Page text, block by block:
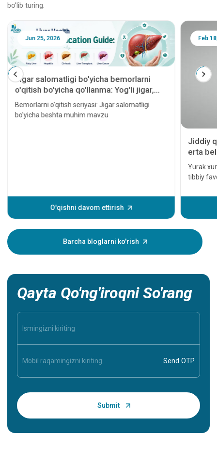
bo'lib turing.
Jun 25, 2026
Jigar salomatligi bo'yicha bemorlarni
o'qitish bo'yicha qo'llanma: Yog'li jigar,
gepatit, sirroz, jigar transplantatsiyasi va
jigar saratoni
Bemorlarni o'qitish seriyasi: Jigar salomatligi
bo'yicha beshta muhim mavzu
O'qishni davom ettirish
Feb
Jiddiy
erta
Yurak
tibbiy
hatto
Ushbu
shuning
Barcha bloglarni ko'rish
Qayta Qo'ng'iroqni So'rang